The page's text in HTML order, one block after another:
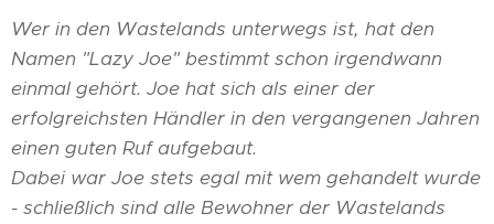
Wer in den Wastelands unterwegs ist, hat den
Namen "Lazy Joe" bestimmt schon irgendwann
einmal gehört. Joe hat sich als einer der
erfolgreichsten Händler in den vergangenen Jahren
einen guten Ruf aufgebaut.
Dabei war Joe stets egal mit wem gehandelt wurde
- schließlich sind alle Bewohner der Wastelands